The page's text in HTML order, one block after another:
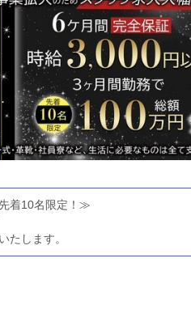
着10名限定！≫
たします。